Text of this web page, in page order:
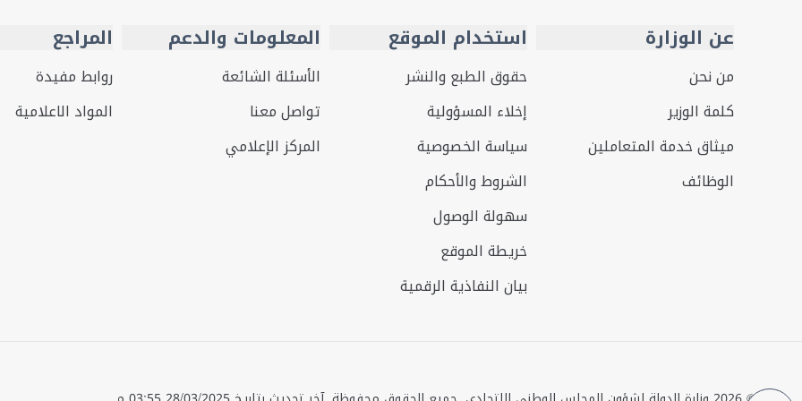
عن الوزارة
من نحن
كلمة الوزير
ميثاق خدمة المتعاملين
الوظائف
استخدام الموقع
حقوق الطبع والنشر
إخلاء المسؤولية
سياسة الخصوصية
الشروط والأحكام
سهولة الوصول
خريطة الموقع
بيان النفاذية الرقمية
المعلومات والدعم
الأسئلة الشائعة
تواصل معنا
المركز الإعلامي
المراجع
روابط مفيدة
المواد الاعلامية